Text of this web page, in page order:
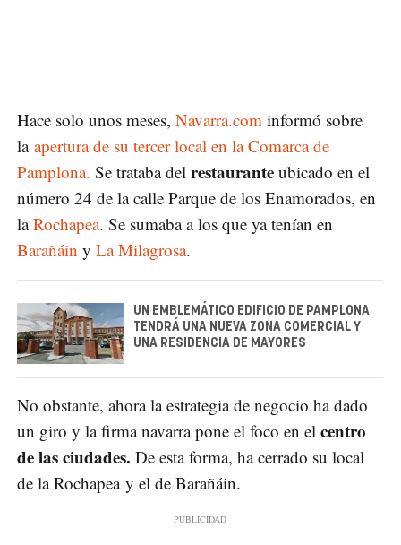
Hace solo unos meses, Navarra.com informó sobre
la apertura de su tercer local en la Comarca de
Pamplona. Se trataba del restaurante ubicado en el
número 24 de la calle Parque de los Enamorados, en
laRochapea. Se sumaba a los que ya tenían en
Barañáin y La Milagrosa.
UN EMBLEMÁTICO EDIFICIO DE PAMPLONA
TENDRÁ UNA NUEVA ZONA COMERCIAL Y
UNA RESIDENCIA DE MAYORES
No obstante, ahora la estrategia de negocio ha dado
un giro y la firma navarra pone el foco en el centro
de las ciudades. De esta forma, ha cerrado su local
de la Rochapea y el de Barañáin.